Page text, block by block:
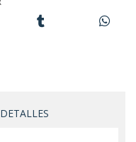
DETALLES